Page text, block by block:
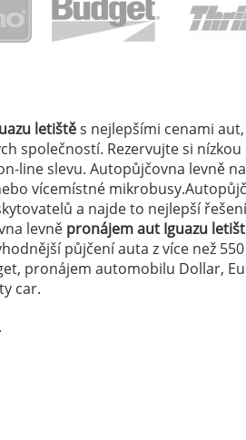
letištěs nejlepšími cenami
společností. Rezervujte si nízkou
line slevu. Autopůjčovna levně
vícemístné
a najde to nejlepší řešení
levně pronájem aut Iguazu
půjčení auta z více než 550
pronájem automobilu Dollar,
car.